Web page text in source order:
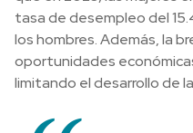
tasa de desempleo del
los hombres. Además, la
oportunidades
limitando el desarrollo de